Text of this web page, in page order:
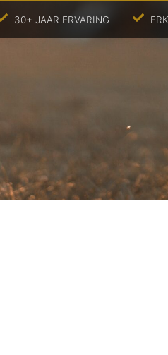
30+ JAAR ERVARING